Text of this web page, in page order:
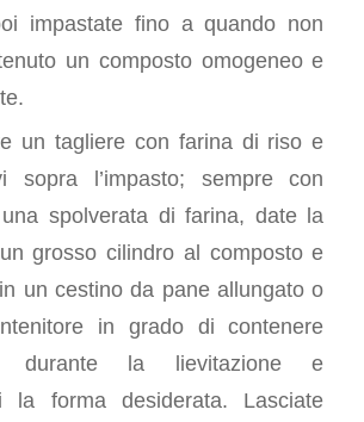
impastate fino a quando non
un composto omogeneo e
un tagliere con farina di riso e
sopra l’impasto; sempre con
una spolverata di farina, date la
grosso cilindro al composto e
un cestino da pane allungato o
in grado di contenere
durante la lievitazione e
la forma desiderata. Lasciate